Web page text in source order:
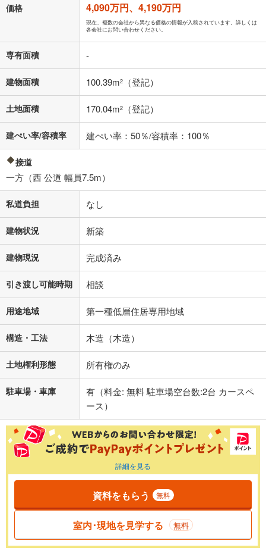
上、ご自身での入力をお願いいたします。初期設定で自動入力されてい
る値は、実際の金融機関等における貸出金利とは何ら関係がなく、実際
の金融機関等における貸出金利を何ら保証するものではありません。返
済方法「元利均等返済」にて算出しております。入力された金利を35年
適用した場合の計算結果を表示しています。
その他月額費用や、初期費用がかかります。ご注意ください。実際にお
借り入れの際は各金融機関等に、必ずご自身でご確認をお願いいたしま
不動産会社に購入相談をする
価格 4,090万円、4,190万円
現在、複数の会社から異なる価格の情報が入稿されています。詳しくは
各会社にお問い合わせください。
専有面積 -
建物面積 100.39m2 （登記）
土地面積 170.04m2 （登記）
建ぺい率/容積率 建ぺい率：50％/容積率：100％
接道
一方（西 公道 幅員7.5m）
私道負担 なし
建物状況 新築
建物現況 完成済み
引き渡し可能時期 相談
用途地域 第一種低層住居専用地域
構造・工法 木造（木造）
土地権利形態 所有権のみ
駐車場・車庫
有（料金: 無料 駐車場空台数:2台 カースペ
ース）
詳細を見る
資料をもらう 無料
室内･現地を見学する 無料